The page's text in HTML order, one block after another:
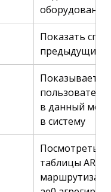
оборудования
Показать
предыдущих
Показывает
в данный
в систему
Посмотреть
таблицы ARP